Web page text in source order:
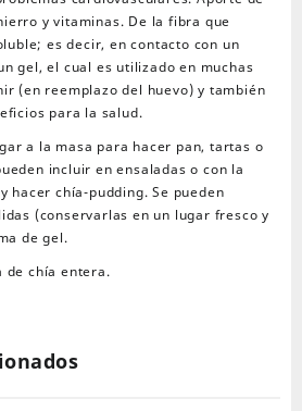
y vitaminas. De la fibra que
es decir, en contacto con un
gel, el cual es utilizado en muchas
(en reemplazo del huevo) y también
para la salud.
a la masa para hacer pan, tartas o
incluir en ensaladas o con la
hacer chía-pudding. Se pueden
(conservarlas en un lugar fresco y
de gel.
de chía entera.